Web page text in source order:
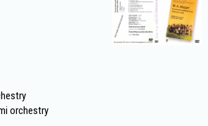
orchestry